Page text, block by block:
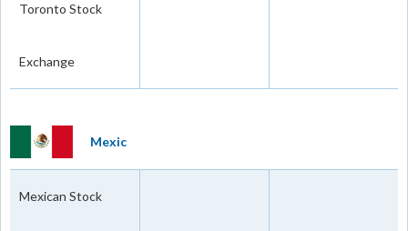
Toronto Stock
Exchange
Mexic
Mexican Stock